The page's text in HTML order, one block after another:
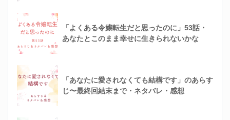
「よくある令嬢転生だと思ったのに」53話・
あなたとこのまま幸せに生きられないかな
「あなたに愛されなくても結構です」のあらす
じ〜最終回結末まで・ネタバレ・感想